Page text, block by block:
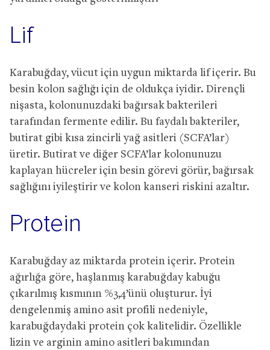
Lif
Karabuğday, vücut için uygun miktarda lif içerir. Bu
besin kolon sağlığı için de oldukça iyidir. Dirençli
nişasta, kolonunuzdaki bağırsak bakterileri
tarafından fermente edilir. Bu faydalı bakteriler,
butirat gibi kısa zincirli yağ asitleri (SCFA’lar)
üretir. Butirat ve diğer SCFA’lar kolonunuzu
kaplayan hücreler için besin görevi görür, bağırsak
sağlığını iyileştirir ve kolon kanseri riskini azaltır.
Protein
Karabuğday az miktarda protein içerir. Protein
ağırlığa göre, haşlanmış karabuğday kabuğu
çıkarılmış kısmının %3,4’ünü oluşturur. İyi
dengelenmiş amino asit profili nedeniyle,
karabuğdaydaki protein çok kalitelidir. Özellikle
lizin ve arginin amino asitleri bakımından